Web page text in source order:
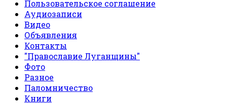
Пользовательское соглашение
Аудиозаписи
Видео
Объявления
Контакты
"Православие Луганщины"
Фото
Разное
Паломничество
Книги